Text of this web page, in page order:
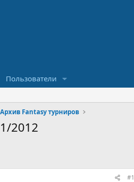
Пользователи
Архив Fantasy турниров
2012
#1